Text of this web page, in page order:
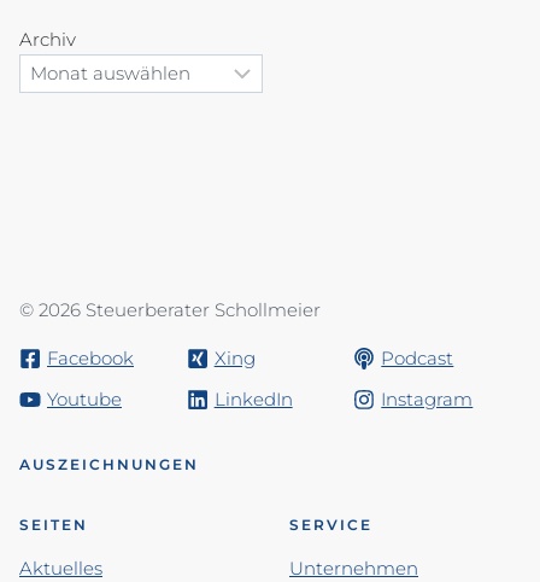
Archiv
© 2026 Steuerberater Schollmeier
Facebook Xing
Podcast
Youtube
LinkedIn Instagram
AUSZEICHNUNGEN
SEITEN
Aktuelles
SERVICE
Unternehmen